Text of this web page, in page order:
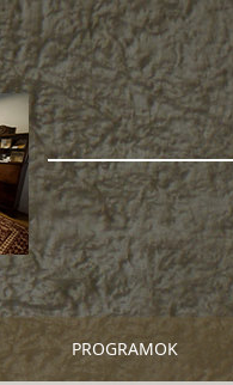
PROGRAMOK